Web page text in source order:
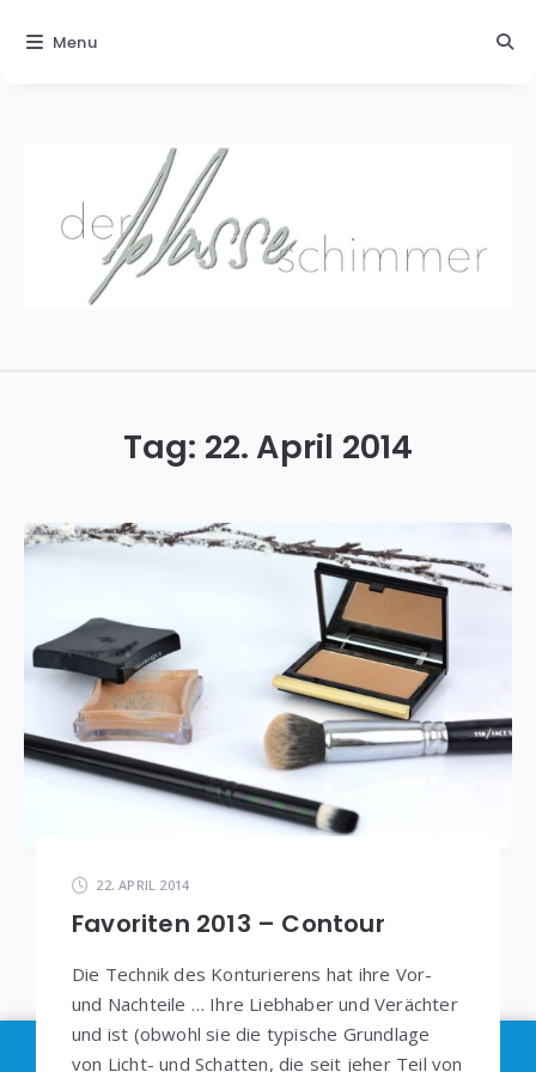
Tag: 22. April 2014
22. APRIL 2014
Favoriten 2013 – Contour
Die Technik des Konturierens hat ihre Vor-
und Nachteile … Ihre Liebhaber und Verächter
und ist (obwohl sie die typische Grundlage
von Licht- und Schatten, die seit jeher Teil von
Menu
Im Sinne derDSGVO: Die Erfassung Deiner Daten